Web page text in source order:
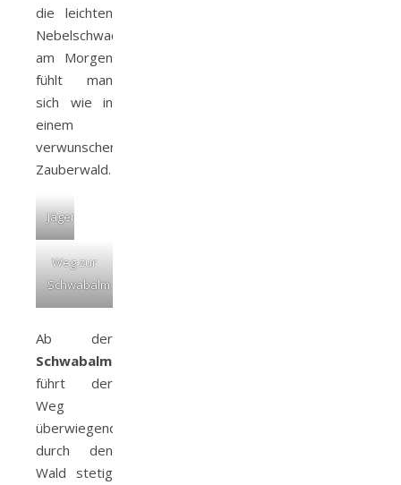
die leichten
Nebelschwaden
am Morgen
fühlt man
sich wie in
einem
verwunschenen
Zauberwald.
Jägersee
Weg zur
Schwabalm
Ab der
Schwabalm
führt der
Weg
überwiegend
durch den
Wald stetig